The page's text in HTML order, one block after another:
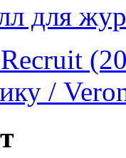
для
/